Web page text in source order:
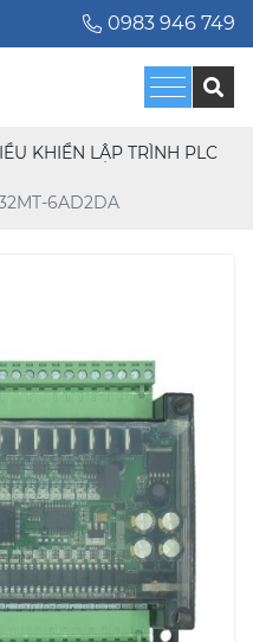
0983 946 749
KHIỂN LẬP TRÌNH PLC
6AD2DA